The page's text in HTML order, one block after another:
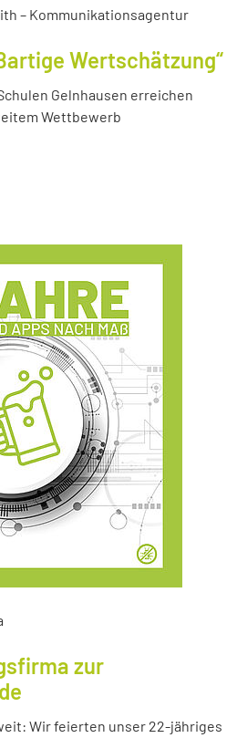
– Kommunikationsagentur
Wertschätzung“
Gelnhausen erreichen
Wettbewerb
zur
Wir feierten unser 22-jähriges